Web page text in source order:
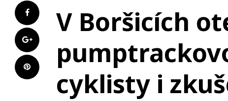
V Boršicích
cyklisty i